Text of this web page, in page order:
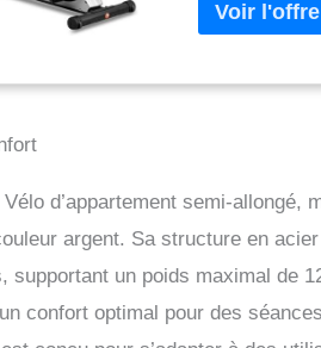
pour les
domicile, un
est réglable sur
parcourue et le
smartphone/
transport pour
pour mesurer
d’appartement semi-allongé,
argent. Sa structure en
supportant un poids maximal de
confort optimal pour des